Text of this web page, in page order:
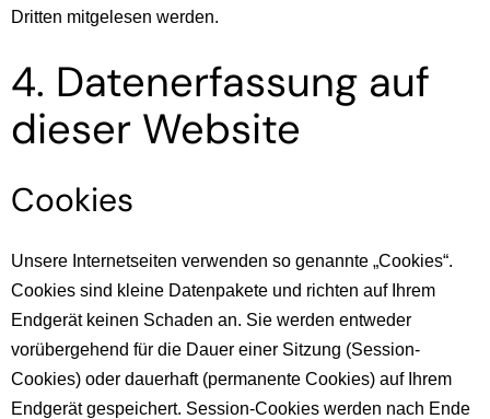
Dritten mitgelesen werden.
4. Datenerfassung auf
dieser Website
Cookies
Unsere Internetseiten verwenden so genannte „Cookies“.
Cookies sind kleine Datenpakete und richten auf Ihrem
Endgerät keinen Schaden an. Sie werden entweder
vorübergehend für die Dauer einer Sitzung (Session-
Cookies) oder dauerhaft (permanente Cookies) auf Ihrem
Endgerät gespeichert. Session-Cookies werden nach Ende